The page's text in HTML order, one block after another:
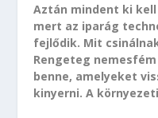
Aztán mindent ki
mert az iparág
fejlődik. Mit
Rengeteg
benne, amelyeket
kinyerni. A